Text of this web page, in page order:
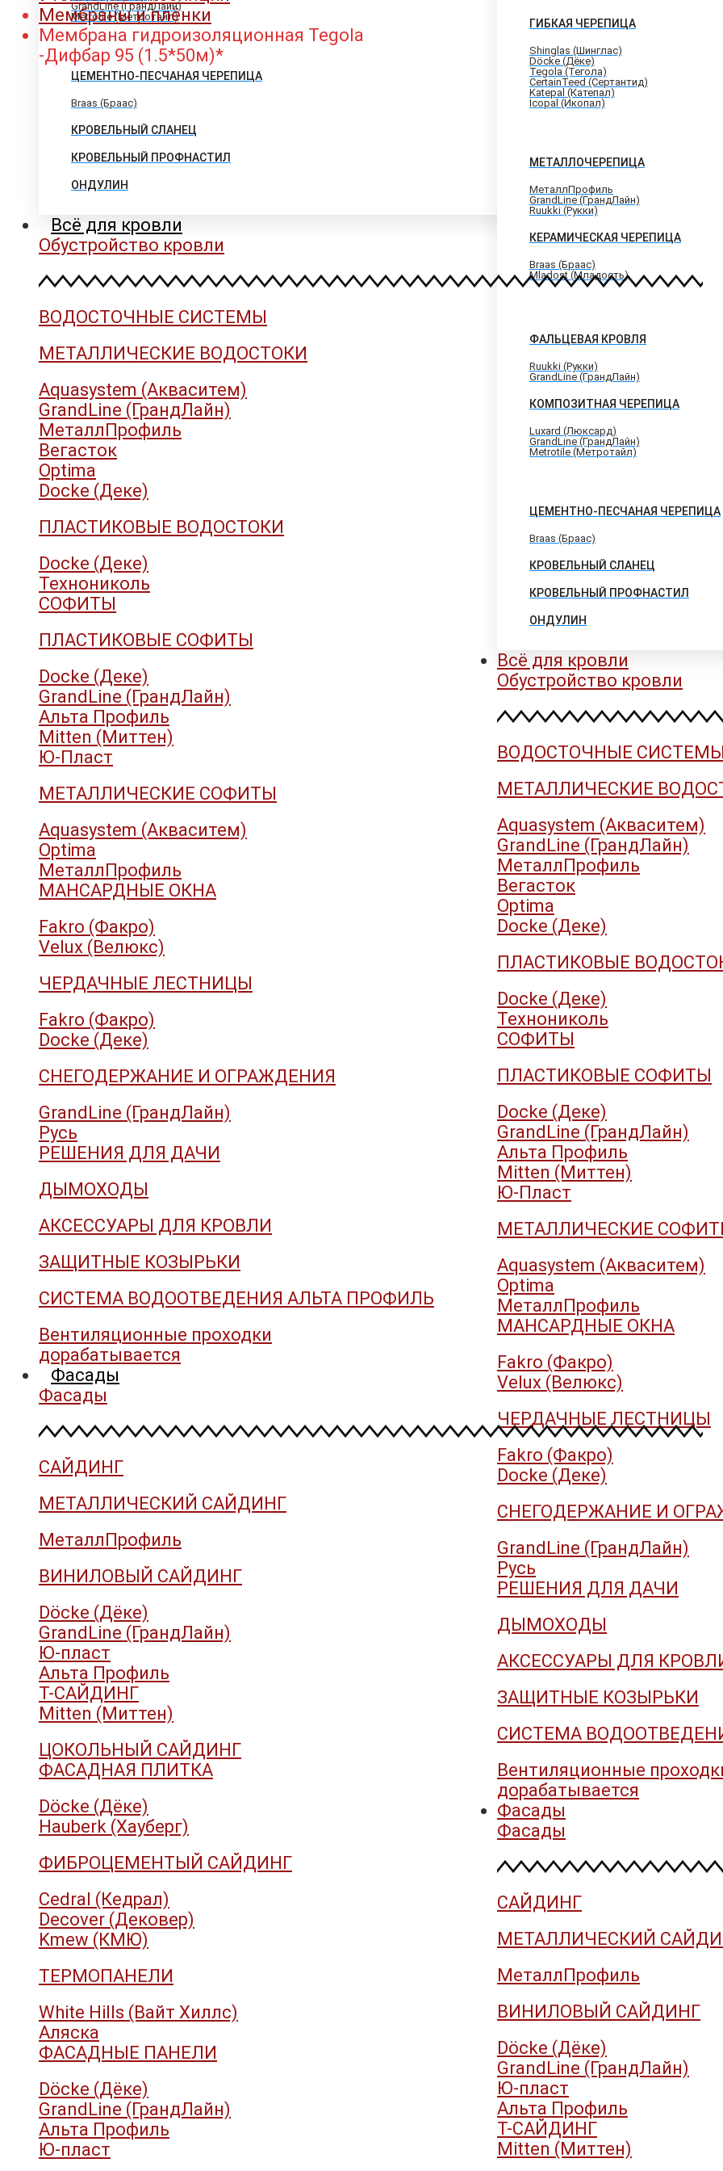
GrandLine (ГрандЛайн)
Metrotile (Метротайл)
ЦЕМЕНТНО-ПЕСЧАНАЯ ЧЕРЕПИЦА
Braas (Браас)
КРОВЕЛЬНЫЙ СЛАНЕЦ
КРОВЕЛЬНЫЙ ПРОФНАСТИЛ
ОНДУЛИН
Всё для кровли
Обустройство кровли
ВОДОСТОЧНЫЕ СИСТЕМЫ
МЕТАЛЛИЧЕСКИЕ ВОДОСТОКИ
Aquasystem (Акваситем)
GrandLine (ГрандЛайн)
МеталлПрофиль
Вегасток
Optima
Docke (Деке)
ПЛАСТИКОВЫЕ ВОДОСТОКИ
Docke (Деке)
Технониколь
СОФИТЫ
ПЛАСТИКОВЫЕ СОФИТЫ
Docke (Деке)
GrandLine (ГрандЛайн)
Альта Профиль
Mitten (Миттен)
Ю-Пласт
МЕТАЛЛИЧЕСКИЕ СОФИТЫ
Aquasystem (Акваситем)
Optima
МеталлПрофиль
МАНСАРДНЫЕ ОКНА
Fakro (Факро)
Velux (Велюкс)
ЧЕРДАЧНЫЕ ЛЕСТНИЦЫ
Fakro (Факро)
Docke (Деке)
СНЕГОДЕРЖАНИЕ И ОГРАЖДЕНИЯ
GrandLine (ГрандЛайн)
Русь
РЕШЕНИЯ ДЛЯ ДАЧИ
ДЫМОХОДЫ
АКСЕССУАРЫ ДЛЯ КРОВЛИ
ЗАЩИТНЫЕ КОЗЫРЬКИ
СИСТЕМА ВОДООТВЕДЕНИЯ АЛЬТА ПРОФИЛЬ
Вентиляционные проходки
дорабатывается
Фасады
Фасады
САЙДИНГ
МЕТАЛЛИЧЕСКИЙ САЙДИНГ
МеталлПрофиль
ВИНИЛОВЫЙ САЙДИНГ
Döcke (Дёке)
GrandLine (ГрандЛайн)
Ю-пласт
Альта Профиль
Т-САЙДИНГ
Mitten (Миттен)
ЦОКОЛЬНЫЙ САЙДИНГ
ФАСАДНАЯ ПЛИТКА
Döcke (Дёке)
Hauberk (Хауберг)
ФИБРОЦЕМЕНТЫЙ САЙДИНГ
Cedral (Кедрал)
Decover (Дековер)
Kmew (КМЮ)
ТЕРМОПАНЕЛИ
White Hills (Вайт Хиллс)
Аляска
ФАСАДНЫЕ ПАНЕЛИ
Döcke (Дёке)
GrandLine (ГрандЛайн)
Альта Профиль
Ю-пласт
ГИБКАЯ ЧЕРЕПИЦА
Shinglas (Шинглас)
Döcke (Дёке)
Tegola (Тегола)
CertainTeed (Сертантид)
Katepal (Катепал)
Icopal (Икопал)
МЕТАЛЛОЧЕРЕПИЦА
МеталлПрофиль
GrandLine (ГрандЛайн)
Ruukki (Рукки)
КЕРАМИЧЕСКАЯ ЧЕРЕПИЦА
Braas (Браас)
Mladost (Младость)
ФАЛЬЦЕВАЯ КРОВЛЯ
Ruukki (Рукки)
GrandLine (ГрандЛайн)
КОМПОЗИТНАЯ ЧЕРЕПИЦА
Luxard (Люксард)
GrandLine (ГрандЛайн)
Metrotile (Метротайл)
ЦЕМЕНТНО-ПЕСЧАНАЯ ЧЕРЕПИЦА
Braas (Браас)
КРОВЕЛЬНЫЙ СЛАНЕЦ
КРОВЕЛЬНЫЙ ПРОФНАСТИЛ
ОНДУЛИН
Всё для кровли
Обустройство кровли
ВОДОСТОЧНЫЕ
МЕТАЛЛИЧЕСКИЕ
Aquasystem (Акваситем)
GrandLine (ГрандЛайн)
МеталлПрофиль
Вегасток
Optima
Docke (Деке)
ПЛАСТИКОВЫЕ
Docke (Деке)
Технониколь
СОФИТЫ
ПЛАСТИКОВЫЕ СОФИТЫ
Docke (Деке)
GrandLine (ГрандЛайн)
Альта Профиль
Mitten (Миттен)
Ю-Пласт
МЕТАЛЛИЧЕСКИЕ
Aquasystem (Акваситем)
Optima
МеталлПрофиль
МАНСАРДНЫЕ ОКНА
Fakro (Факро)
Velux (Велюкс)
ЧЕРДАЧНЫЕ ЛЕСТНИЦЫ
Fakro (Факро)
Docke (Деке)
СНЕГОДЕРЖАНИЕ И
GrandLine (ГрандЛайн)
Русь
РЕШЕНИЯ ДЛЯ ДАЧИ
ДЫМОХОДЫ
АКСЕССУАРЫ ДЛЯ
ЗАЩИТНЫЕ КОЗЫРЬКИ
СИСТЕМА
Вентиляционные
дорабатывается
Фасады
Фасады
САЙДИНГ
МЕТАЛЛИЧЕСКИЙ
МеталлПрофиль
ВИНИЛОВЫЙ САЙДИНГ
Döcke (Дёке)
GrandLine (ГрандЛайн)
Ю-пласт
Альта Профиль
Т-САЙДИНГ
Mitten (Миттен)
Мембраны и плёнки
Мембрана гидроизоляционная Tegola
-Дифбар 95 (1.5*50м)*